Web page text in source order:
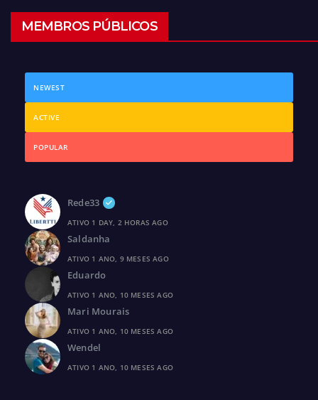
MEMBROS PÚBLICOS
NEWEST
ACTIVE
POPULAR
Rede33
ATIVO 1 DAY, 2 HORAS AGO
Saldanha
ATIVO 1 ANO, 9 MESES AGO
Eduardo
ATIVO 1 ANO, 10 MESES AGO
Mari Mourais
ATIVO 1 ANO, 10 MESES AGO
Wendel
ATIVO 1 ANO, 10 MESES AGO